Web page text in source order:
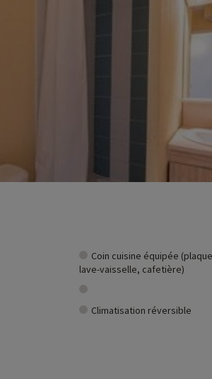
Coin cuisine équipée
lave-vaisselle, cafetière)
Climatisation réversible